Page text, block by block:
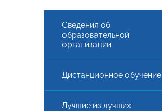
Сведения об
образовательной
организации
Дистанционное обучение
Лучшие из лучших